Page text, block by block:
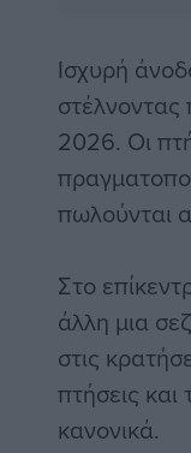
Ισχυρή
2026. Οι
πωλούνται
Στο
άλλη μια
στις
πτήσεις
κανονικά.